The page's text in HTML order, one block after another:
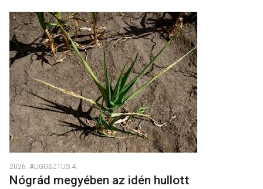
2026. AUGUSZTUS 4.
Nógrád megyében az idén hullott